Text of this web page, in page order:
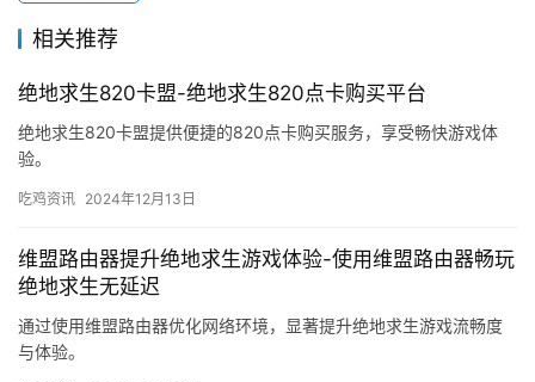
相关推荐
绝地求生820卡盟-绝地求生820点卡购买平台
绝地求生820卡盟提供便捷的820点卡购买服务，享受畅快游戏体
验。
吃鸡资讯 2024年12月13日
维盟路由器提升绝地求生游戏体验-使用维盟路由器畅玩
绝地求生无延迟
通过使用维盟路由器优化网络环境，显著提升绝地求生游戏流畅度
与体验。